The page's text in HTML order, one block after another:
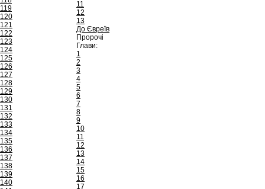
119
120
121
122
123
124
125
126
127
128
129
130
131
132
133
134
135
136
137
138
139
140
11
12
13
До Євреїв
Пророчі
Глави:
1
2
3
4
5
6
7
8
9
10
11
12
13
14
15
16
17